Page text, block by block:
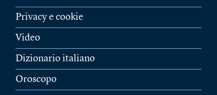
Privacy e cookie
Video
Dizionario italiano
Oroscopo